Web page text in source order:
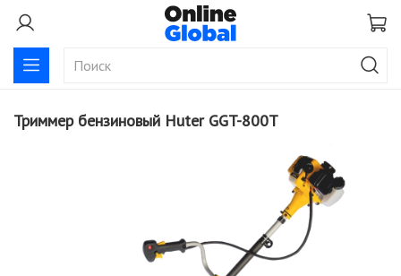
Триммер бензиновый Huter GGT-800T